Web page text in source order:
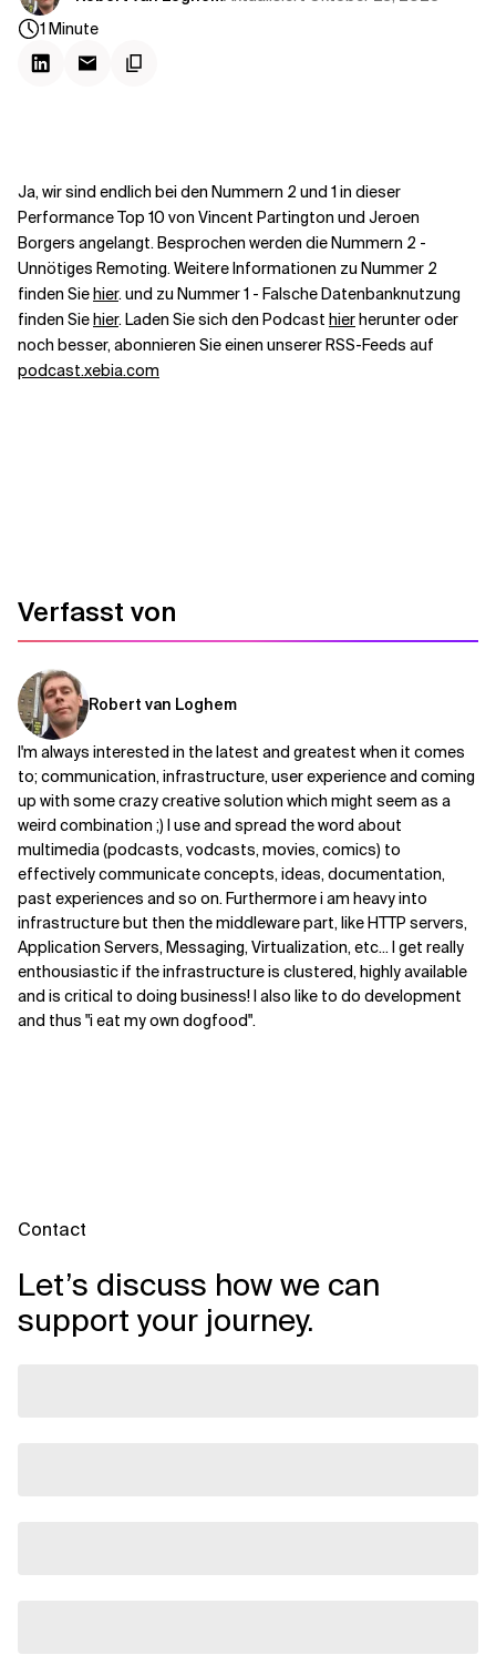
1Minute
Ja, wir sind endlich bei den Nummern 2 und 1 in dieser
Performance Top 10 von Vincent Partington und Jeroen
Borgers angelangt. Besprochen werden die Nummern 2 -
Unnötiges Remoting. Weitere Informationen zu Nummer 2
finden Siehier. und zu Nummer 1 - Falsche Datenbanknutzung
finden Siehier. Laden Sie sich den Podcast hierherunter oder
noch besser, abonnieren Sie einen unserer RSS-Feeds auf
podcast.xebia.com
Verfasst von
Robert van Loghem
I'm always interested in the latest and greatest when it comes
to; communication, infrastructure, user experience and coming
up with some crazy creative solution which might seem as a
weird combination ;) I use and spread the word about
multimedia (podcasts, vodcasts, movies, comics) to
effectively communicate concepts, ideas, documentation,
past experiences and so on. Furthermore i am heavy into
infrastructure but then the middleware part, like HTTP servers,
Application Servers, Messaging, Virtualization, etc... I get really
enthousiastic if the infrastructure is clustered, highly available
and is critical to doing business! I also like to do development
and thus "i eat my own dogfood".
Contact
Let’s discuss how we can
support your journey.